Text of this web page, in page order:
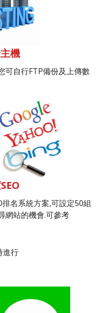
機
可自行FTP備份及上傳數
名系統方案,可設定50組
網站的機會.可參考
進行